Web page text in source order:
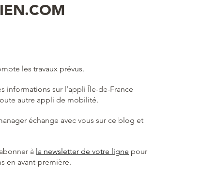
les travaux prévus.
informations sur l’appli Île-de-France
autre appli de mobilité.
échange avec vous sur ce blog et
à la newsletter de votre ligne pour
en avant-première.